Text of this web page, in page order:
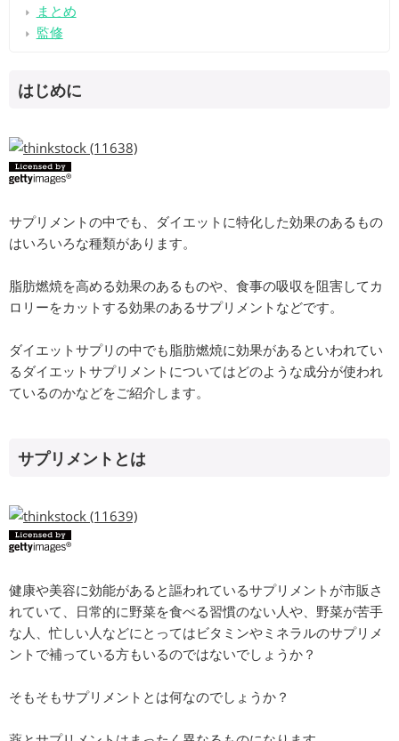
まとめ
監修
はじめに
サプリメントの中でも、ダイエットに特化した効果のあるもの
はいろいろな種類があります。
脂肪燃焼を高める効果のあるものや、食事の吸収を阻害してカ
ロリーをカットする効果のあるサプリメントなどです。
ダイエットサプリの中でも脂肪燃焼に効果があるといわれてい
るダイエットサプリメントについてはどのような成分が使われ
ているのかなどをご紹介します。
サプリメントとは
健康や美容に効能があると謳われているサプリメントが市販さ
れていて、日常的に野菜を食べる習慣のない人や、野菜が苦手
な人、忙しい人などにとってはビタミンやミネラルのサプリメ
ントで補っている方もいるのではないでしょうか？
そもそもサプリメントとは何なのでしょうか？